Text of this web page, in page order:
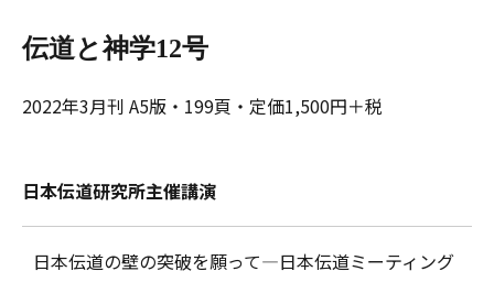
伝道と神学12号
2022年3月刊 A5版・199頁・定価1,500円＋税
日本伝道研究所主催講演
日本伝道の壁の突破を願って―日本伝道ミーティング